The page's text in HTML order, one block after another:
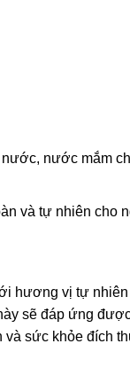
nước mắm
và tự nhiên cho
hương vị tự nhiên
sẽ đáp ứng
và sức khỏe đích